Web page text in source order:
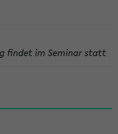
findet im Seminar statt